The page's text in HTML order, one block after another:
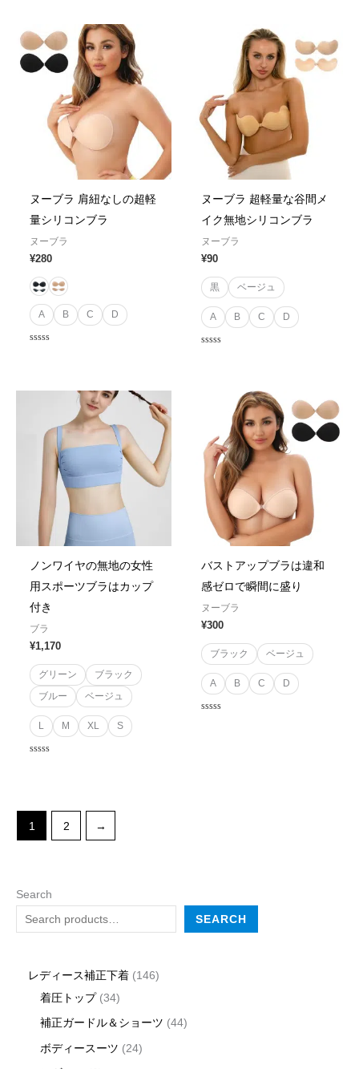
Search
SEARCH
レディース補正下着
146
着圧トップ 34
補正ガードル＆ショーツ
44
ボディースーツ
24
ヌーブラ 肩紐なしの超軽
量シリコンブラ
ヌーブラ
¥280
A B C D
5
ヌーブラ 超軽量な谷間メ
イク無地シリコンブラ
ヌーブラ
¥90
黒 ベージュ
A B C D
ノンワイヤの無地の女性
用スポーツブラはカップ
付き
ブラ
¥1,170
グリーン
ブラック
ブルー
ベージュ
L M XL S
バストアップブラは違和
感ゼロで瞬間に盛り
ヌーブラ
¥300
ブラック ベージュ
A B C D
1 2 →